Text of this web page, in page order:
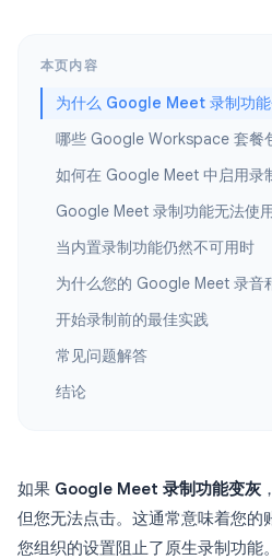
本页内容
为什么 Google Meet 录制功
哪些 Google Workspace 套餐
如何在 Google Meet 中启用录
Google Meet 录制功能无法使
当内置录制功能仍然不可用时
为什么您的 Google Meet 录音
开始录制前的最佳实践
常见问题解答
结论
如果 Google Meet 录制功能变灰
但您无法点击。这通常意味着您的
您组织的设置阻止了原生录制功能